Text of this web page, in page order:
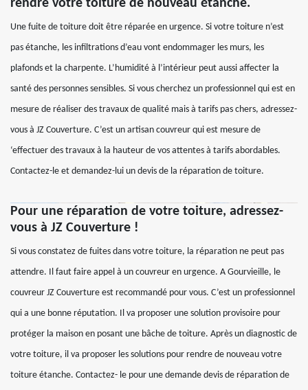
rendre votre toiture de nouveau étanche.
Une fuite de toiture doit être réparée en urgence. Si votre toiture n’est
pas étanche, les infiltrations d’eau vont endommager les murs, les
plafonds et la charpente. L’humidité à l’intérieur peut aussi affecter la
santé des personnes sensibles. Si vous cherchez un professionnel qui est en
mesure de réaliser des travaux de qualité mais à tarifs pas chers, adressez-
vous à JZ Couverture. C’est un artisan couvreur qui est mesure de
‘effectuer des travaux à la hauteur de vos attentes à tarifs abordables.
Contactez-le et demandez-lui un devis de la réparation de toiture.
Pour une réparation de votre toiture, adressez-
vous à JZ Couverture !
Si vous constatez de fuites dans votre toiture, la réparation ne peut pas
attendre. Il faut faire appel à un couvreur en urgence. A Gourvieille, le
couvreur JZ Couverture est recommandé pour vous. C’est un professionnel
qui a une bonne réputation. Il va proposer une solution provisoire pour
protéger la maison en posant une bâche de toiture. Après un diagnostic de
votre toiture, il va proposer les solutions pour rendre de nouveau votre
toiture étanche. Contactez- le pour une demande devis de réparation de